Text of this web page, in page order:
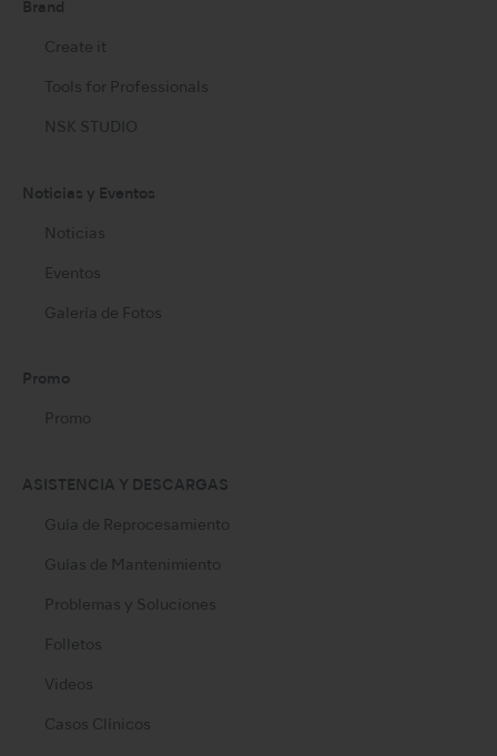
Brand
Create it
Tools for Professionals
NSK STUDIO
Noticias y Eventos
Noticias
Eventos
Galería de Fotos
Promo
Promo
ASISTENCIA Y DESCARGAS
Guía de Reprocesamiento
Guías de Mantenimiento
Problemas y Soluciones
Folletos
Videos
Casos Clínicos